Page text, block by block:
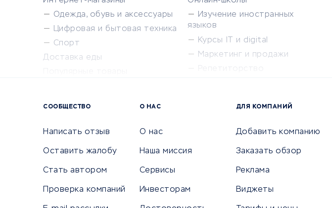
Одежда, обувь и аксессуары
Цифровая и бытовая техника
Спорт
Доставка еды
Изучение иностранных
языков
Курсы IT и digital
Маркетинг и продажи
Сетевой маркетинг
СООБЩЕСТВО
Написать отзыв
Оставить жалобу
Стать автором
Проверка компаний
О НАС
О нас
Наша миссия
Сервисы
Инвесторам
ДЛЯ КОМПАНИЙ
Добавить компанию
Заказать обзор
Реклама
Виджеты